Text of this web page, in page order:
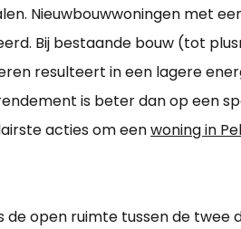
Nieuwbouwwoningen met
Bij bestaande bouw (tot
resulteert in een lagere
is beter dan op een
acties om eenwoning in
de open ruimte tussen de twee